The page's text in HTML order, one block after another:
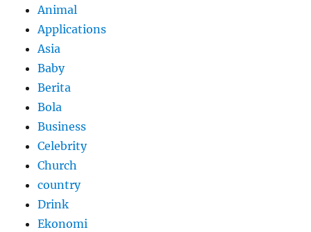
Animal
Applications
Asia
Baby
Berita
Bola
Business
Celebrity
Church
country
Drink
Ekonomi